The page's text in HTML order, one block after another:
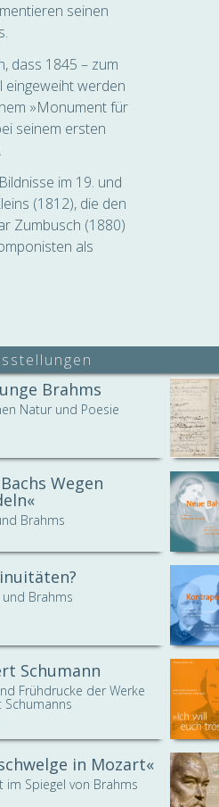
seinen
dass 1845 – zum
eingeweiht werden
»Monument für
seinem ersten
im 19. und
(1812), die den
Zumbusch (1880)
als
Brahms
Natur und Poesie
Wegen
Brahms
und Brahms
Schumann
Frühdrucke der Werke
Schumanns
in Mozart«
im Spiegel von Brahms